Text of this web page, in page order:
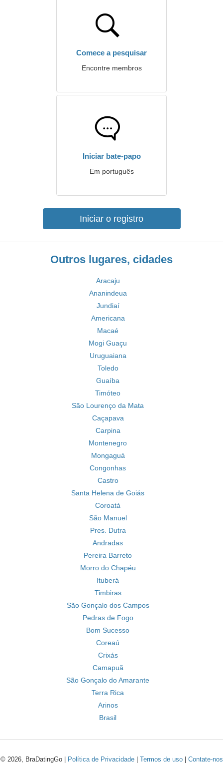
Comece a pesquisar
Encontre membros
Iniciar bate-papo
Em português
Iniciar o registro
Outros lugares, cidades
Aracaju
Ananindeua
Jundiaí
Americana
Macaé
Mogi Guaçu
Uruguaiana
Toledo
Guaíba
Timóteo
São Lourenço da Mata
Caçapava
Carpina
Montenegro
Mongaguá
Congonhas
Castro
Santa Helena de Goiás
Coroatá
São Manuel
Pres. Dutra
Andradas
Pereira Barreto
Morro do Chapéu
Ituberá
Timbiras
São Gonçalo dos Campos
Pedras de Fogo
Bom Sucesso
Coreaú
Crixás
Camapuã
São Gonçalo do Amarante
Terra Rica
Arinos
Brasil
© 2026, BraDatingGo | Política de Privacidade| Termos de uso| Contate-nos